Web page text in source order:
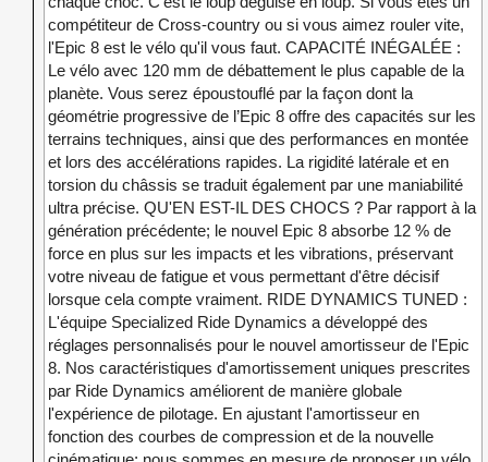
compétiteur de Cross-country ou si vous aimez rouler vite,
l'Epic 8 est le vélo qu'il vous faut. CAPACITÉ INÉGALÉE :
Le vélo avec 120 mm de débattement le plus capable de la
planète. Vous serez époustouflé par la façon dont la
géométrie progressive de l’Epic 8 offre des capacités sur les
terrains techniques, ainsi que des performances en montée
et lors des accélérations rapides. La rigidité latérale et en
torsion du châssis se traduit également par une maniabilité
ultra précise. QU'EN EST-IL DES CHOCS ? Par rapport à la
génération précédente; le nouvel Epic 8 absorbe 12 % de
force en plus sur les impacts et les vibrations, préservant
votre niveau de fatigue et vous permettant d'être décisif
lorsque cela compte vraiment. RIDE DYNAMICS TUNED :
L'équipe Specialized Ride Dynamics a développé des
réglages personnalisés pour le nouvel amortisseur de l'Epic
8. Nos caractéristiques d'amortissement uniques prescrites
par Ride Dynamics améliorent de manière globale
l'expérience de pilotage. En ajustant l'amortisseur en
fonction des courbes de compression et de la nouvelle